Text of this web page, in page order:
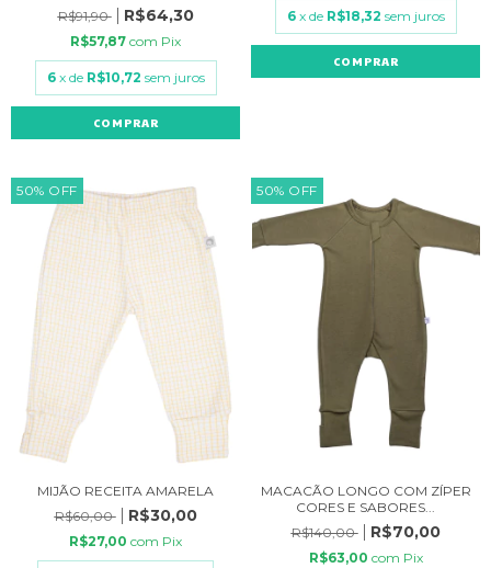
R$91,90
R$64,30
R$57,87 com Pix
6 x de R$10,72 sem juros
COMPRAR
6 x de R$18,32 sem juros
COMPRAR
50% OFF
MIJÃO RECEITA AMARELA
R$60,00
R$30,00
R$27,00 com Pix
50% OFF
MACACÃO LONGO COM ZÍPER
CORES E SABORES...
R$140,00
R$70,00
R$63,00 com Pix